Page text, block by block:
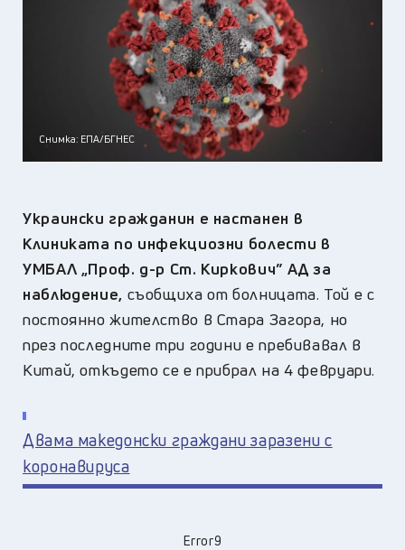
Снимка: ЕПА/БГНЕС
Украински гражданин е настанен в
Клиниката по инфекциозни болести в
УМБАЛ „Проф. д-р Ст. Киркович” АД за
наблюдение, съобщиха от болницата. Той е с
постоянно жителство в Стара Загора, но
през последните три години е пребивавал в
Китай, откъдето се е прибрал на 4 февруари.
Двама македонски граждани заразени с
коронавируса
Error9